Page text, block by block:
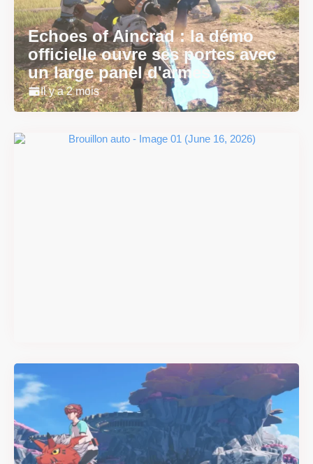
Echoes of Aincrad : la démo
officielle ouvre ses portes avec
un large panel d'armes
Il y a 2 mois